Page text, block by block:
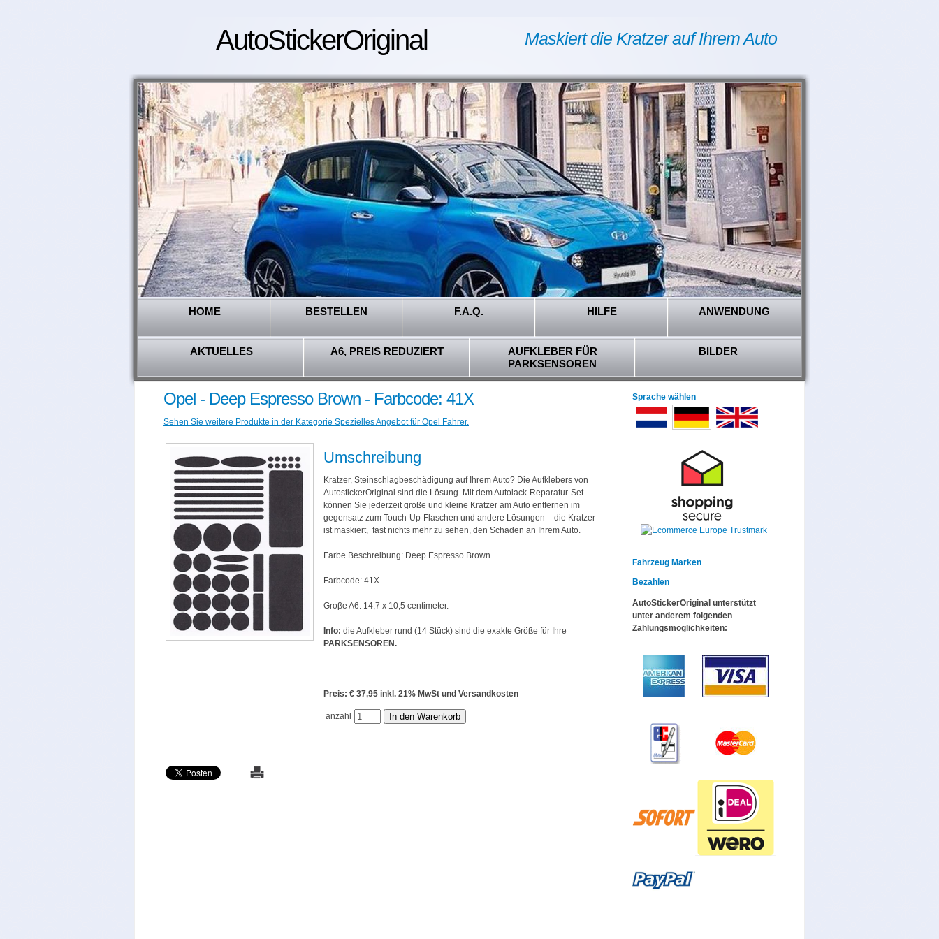
AutoStickerOriginal Maskiert die Kratzer auf Ihrem Auto
HOME BESTELLEN F.A.Q. HILFE ANWENDUNG
AKTUELLES A6, PREIS REDUZIERT
AUFKLEBER FÜR
PARKSENSOREN
BILDER
Opel - Deep Espresso Brown - Farbcode: 41X
Sehen Sie weitere Produkte in der Kategorie Spezielles Angebot für Opel Fahrer.
Umschreibung
Kratzer, Steinschlagbeschädigung auf Ihrem Auto? Die Aufklebers von
AutostickerOriginal sind die Lösung. Mit dem Autolack-Reparatur-Set
können Sie jederzeit große und kleine Kratzer am Auto entfernen im
gegensatz zum Touch-Up-Flaschen und andere Lösungen – die Kratzer
ist maskiert, fast nichts mehr zu sehen, den Schaden an Ihrem Auto.
Farbe Beschreibung: Deep Espresso Brown.
Farbcode: 41X.
Groβe A6: 14,7 x 10,5 centimeter.
Info: die Aufkleber rund (14 Stück) sind die exakte Größe für Ihre
PARKSENSOREN.
Preis: € 37,95 inkl. 21% MwSt und Versandkosten
anzahl
Sprache wählen
Fahrzeug Marken
Bezahlen
AutoStickerOriginal unterstützt
unter anderem folgenden
Zahlungsmöglichkeiten: